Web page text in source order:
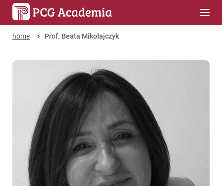
home Prof. Beata Mikołajczyk